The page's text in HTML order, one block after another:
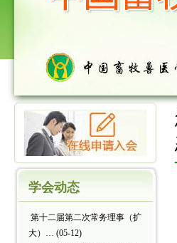
学会动态
第十二届第二次常务理事（扩
大）… (05-12)